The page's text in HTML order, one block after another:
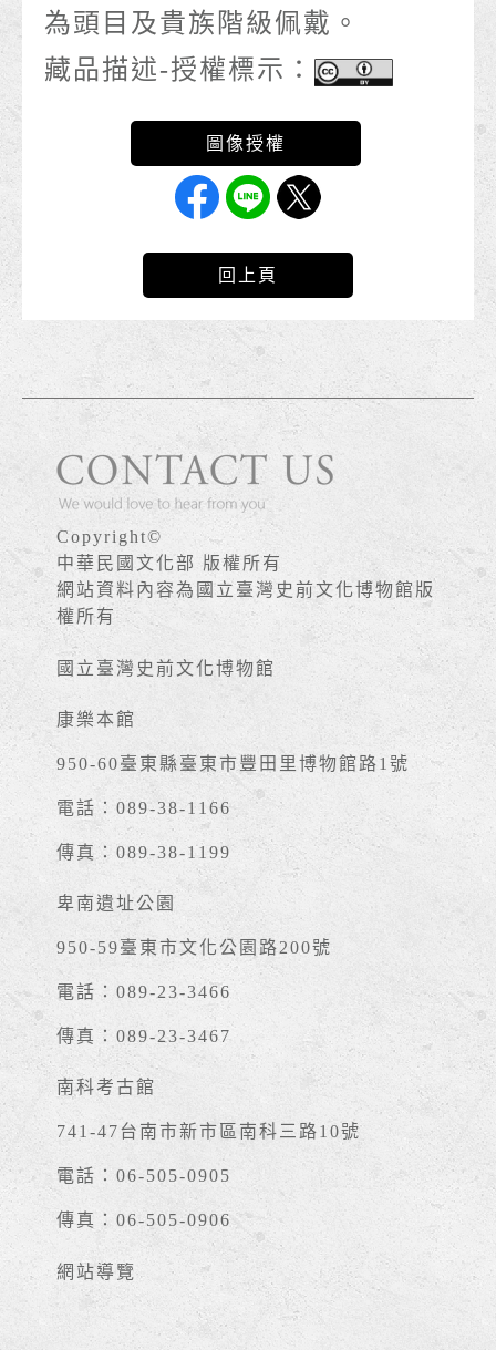
為頭目及貴族階級佩戴。
藏品描述-授權標示：
回上頁
Copyright©
中華民國文化部 版權所有
網站資料內容為國立臺灣史前文化博物館版
權所有
國立臺灣史前文化博物館
康樂本館
950-60臺東縣臺東市豐田里博物館路1號
電話：089-38-1166
傳真：089-38-1199
卑南遺址公園
950-59臺東市文化公園路200號
電話：089-23-3466
傳真：089-23-3467
南科考古館
741-47台南市新市區南科三路10號
電話：06-505-0905
傳真：06-505-0906
網站導覽